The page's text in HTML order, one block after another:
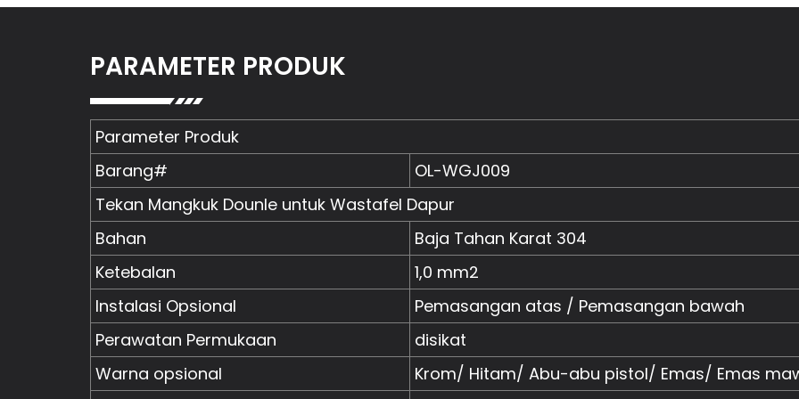
PARAMETER PRODUK
Parameter Produk
Barang#
OL-WGJ009
Tekan Mangkuk Dounle untuk Wastafel Dapur
Bahan
Baja Tahan Karat 304
Ketebalan
1,0 mm2
Instalasi Opsional
Pemasangan atas / Pemasangan bawah
Perawatan Permukaan
disikat
Warna opsional
Krom/ Hitam/ Abu-abu pistol/ Emas/ Emas